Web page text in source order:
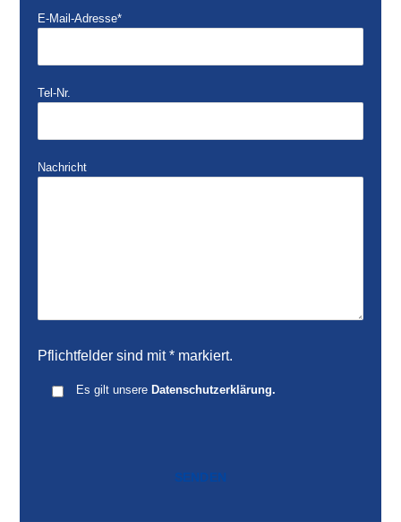
E-Mail-Adresse*
Tel-Nr.
Nachricht
Pflichtfelder sind mit * markiert.
Es gilt unsere Datenschutzerklärung.